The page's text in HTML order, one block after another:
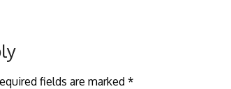
fields are marked *